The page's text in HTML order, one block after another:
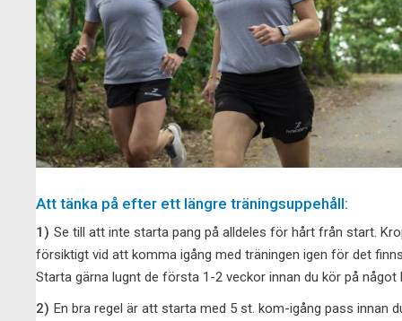
Att tänka på efter ett längre träningsuppehåll:
1) Se till att inte starta pang på alldeles för hårt från start.
försiktigt vid att komma igång med träningen igen för det
Starta gärna lugnt de första 1-2 veckor innan du kör på något
2) En bra regel är att starta med 5 st. kom-igång pass innan